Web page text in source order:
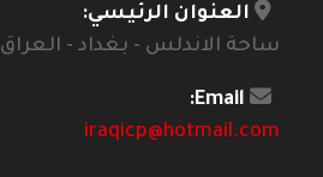
العنوان الرئيسي:
ساحة الاندلس - بغداد - العراق
Email:
iraqicp@hotmail.com